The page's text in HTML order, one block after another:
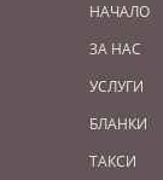
НАЧАЛО
ЗА НАС
УСЛУГИ
БЛАНКИ
ТАКСИ